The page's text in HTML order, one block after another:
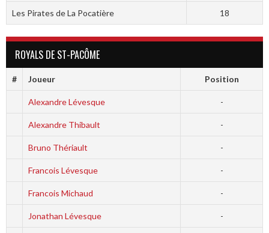
Les Pirates de La Pocatière 18
ROYALS DE ST-PACÔME
# Joueur Position
Alexandre Lévesque -
Alexandre Thibault -
Bruno Thériault -
Francois Lévesque -
Francois Michaud -
Jonathan Lévesque -